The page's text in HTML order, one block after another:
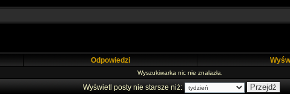
Odpowiedzi
Wyszukiwarka nic nie znalazła.
Wyświetl posty nie starsze niż: